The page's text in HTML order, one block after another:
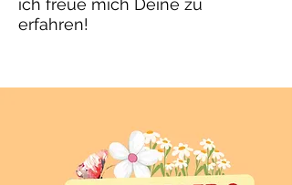
ich freue mich Deine zu
erfahren!